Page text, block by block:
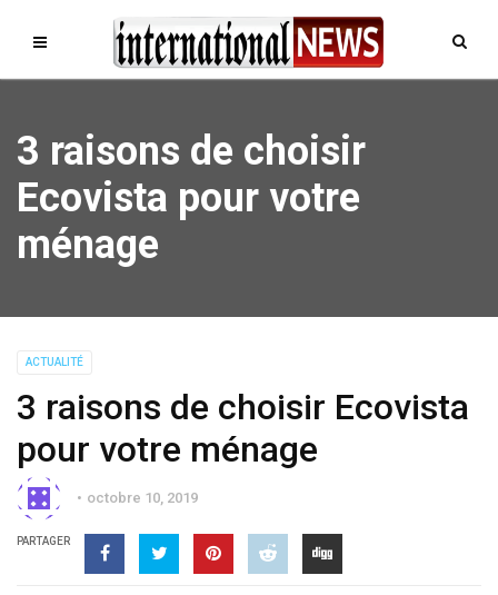
3 raisons de choisir
Ecovista pour votre
ménage
ACTUALITÉ
3 raisons de choisir Ecovista
pour votre ménage
octobre 10, 2019
PARTAGER